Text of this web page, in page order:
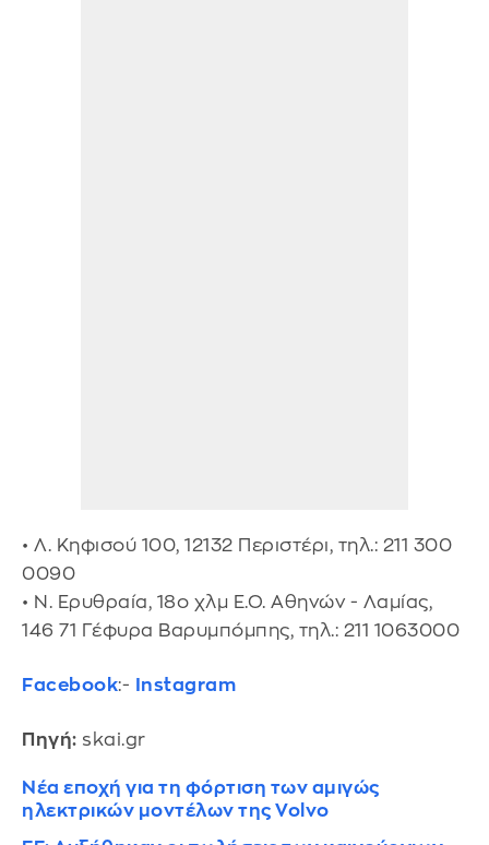
• Λ. Κηφισού 100, 12132 Περιστέρι, τηλ.: 211 300
0090
• Ν. Ερυθραία, 18ο χλμ Ε.Ο. Αθηνών - Λαμίας,
146 71 Γέφυρα Βαρυμπόμπης, τηλ.: 211 1063000
Facebook:- Instagram
Πηγή: skai.gr
Νέα εποχή για τη φόρτιση των αμιγώς
ηλεκτρικών μοντέλων της Volvo